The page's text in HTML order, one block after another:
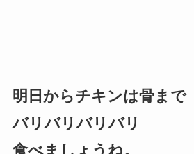
明日からチキンは骨まで
バリバリバリバリ
食べましょうね。